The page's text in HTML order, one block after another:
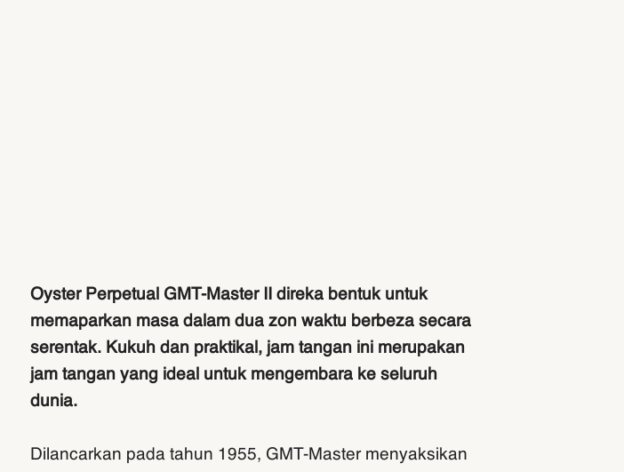
Oyster Perpetual GMT-Master II direka bentuk untuk
memaparkan masa dalam dua zon waktu berbeza secara
serentak. Kukuh dan praktikal, jam tangan ini merupakan
jam tangan yang ideal untuk mengembara ke seluruh
dunia.
Dilancarkan pada tahun 1955, GMT-Master menyaksikan